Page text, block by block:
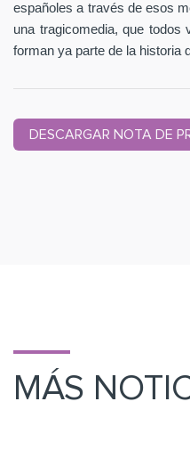
españoles a través de esos
una tragicomedia, que
forman ya parte de la historia
DESCARGAR NOTA DE
MÁS